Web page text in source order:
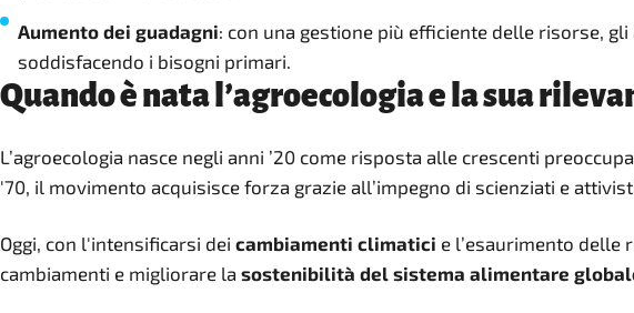
Aumento dei guadagni: con una gestione più efficiente delle risorse,
soddisfacendo i bisogni primari.
Quando è nata l’agroecologia e la sua
L’agroecologia nasce negli anni ’20 come risposta alle crescenti
'70, il movimento acquisisce forza grazie all’impegno di scienziati e
Oggi, con l'intensificarsi dei cambiamenti climatici e l’esaurimento delle
cambiamenti e migliorare la sostenibilità del sistema alimentare